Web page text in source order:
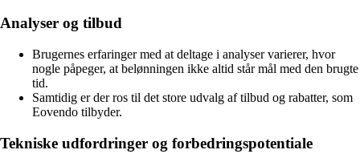
Analyser og tilbud
Brugernes erfaringer med at deltage i analyser varierer, hvor
nogle påpeger, at belønningen ikke altid står mål med den brugte
tid.
Samtidig er der ros til det store udvalg af tilbud og rabatter, som
Eovendo tilbyder.
Tekniske udfordringer og forbedringspotentiale